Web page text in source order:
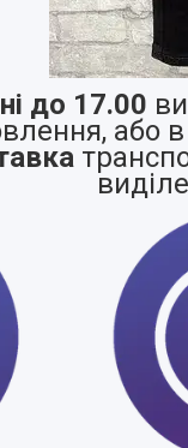
до 17.00
або в